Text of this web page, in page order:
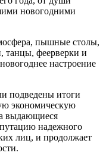
новогодними
пышные столы,
танцы, феерверки и
настроение
подведены итоги
экономическую
выдающиеся
надежного
лиц, и продолжает